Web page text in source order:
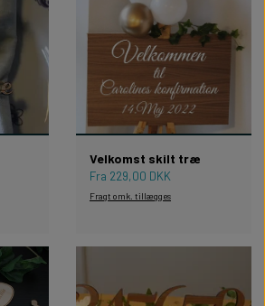
Velkomst skilt træ
Fra 229,00 DKK
Fragt omk. tillægges